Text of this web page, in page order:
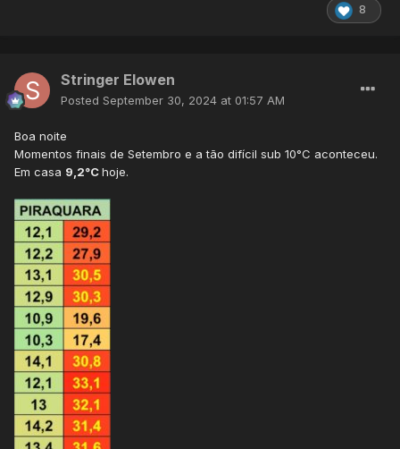
8
Stringer Elowen
Posted September 30, 2024 at 01:57 AM
Boa noite
Momentos finais de Setembro e a tão difícil sub 10°C aconteceu.
Em casa 9,2°Choje.